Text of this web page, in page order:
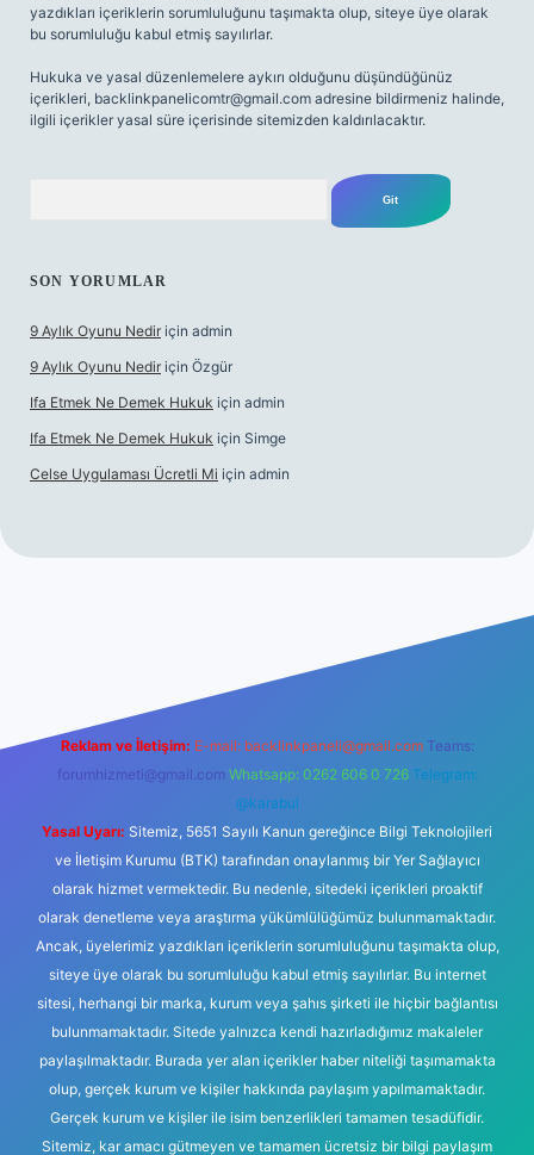
yazdıkları içeriklerin sorumluluğunu taşımakta olup, siteye üye olarak
bu sorumluluğu kabul etmiş sayılırlar.
Hukuka ve yasal düzenlemelere aykırı olduğunu düşündüğünüz
içerikleri, backlinkpanelicomtr@gmail.com adresine bildirmeniz halinde,
ilgili içerikler yasal süre içerisinde sitemizden kaldırılacaktır.
SON YORUMLAR
9 Aylık Oyunu Nedir için admin
9 Aylık Oyunu Nedir için Özgür
Ifa Etmek Ne Demek Hukuk için admin
Ifa Etmek Ne Demek Hukuk için Simge
Celse Uygulaması Ücretli Mi için admin
Reklam ve İletişim: E-mail: backlinkpaneli@gmail.com Teams:
forumhizmeti@gmail.com Whatsapp: 0262 606 0 726 Telegram:
@karabul
Yasal Uyarı: Sitemiz, 5651 Sayılı Kanun gereğince Bilgi Teknolojileri
ve İletişim Kurumu (BTK) tarafından onaylanmış bir Yer Sağlayıcı
olarak hizmet vermektedir. Bu nedenle, sitedeki içerikleri proaktif
olarak denetleme veya araştırma yükümlülüğümüz bulunmamaktadır.
Ancak, üyelerimiz yazdıkları içeriklerin sorumluluğunu taşımakta olup,
siteye üye olarak bu sorumluluğu kabul etmiş sayılırlar. Bu internet
sitesi, herhangi bir marka, kurum veya şahıs şirketi ile hiçbir bağlantısı
bulunmamaktadır. Sitede yalnızca kendi hazırladığımız makaleler
paylaşılmaktadır. Burada yer alan içerikler haber niteliği taşımamakta
olup, gerçek kurum ve kişiler hakkında paylaşım yapılmamaktadır.
Gerçek kurum ve kişiler ile isim benzerlikleri tamamen tesadüfidir.
Sitemiz, kar amacı gütmeyen ve tamamen ücretsiz bir bilgi paylaşım